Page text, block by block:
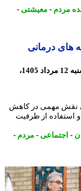
- معیشتی-
درمانی
7 روز پیش - دوشنبه 12 مرداد 1405،
مهمی در کاهش
از ظرفیت
-مردم-